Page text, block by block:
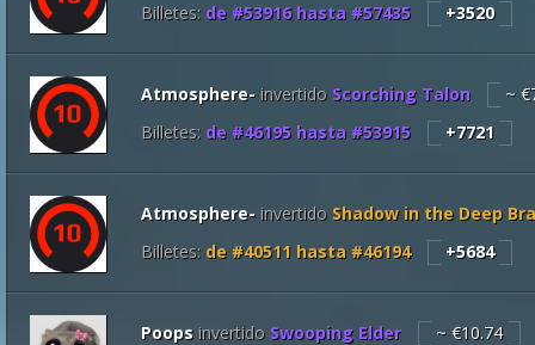
Billetes: de #53916hasta #57435 +3520
Atmosphere- invertido Scorching Talon
~
Billetes: de #46195 hasta #53915 +7721
Atmosphere- invertido Shadow in the Deep
Billetes: de #40511 hasta #46194 +5684
Poops invertido Swooping Elder
~ €10.74